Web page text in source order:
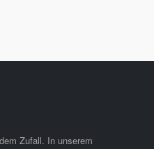
Zufall. In unserem